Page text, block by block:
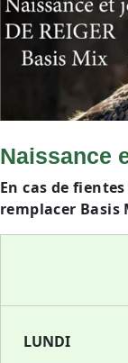
Naissance
En cas de
remplacer Basis
LUNDI